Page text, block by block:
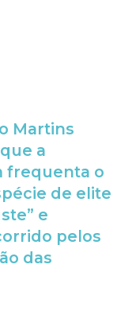
Martins
a
frequenta o
de elite
e
pelos
das